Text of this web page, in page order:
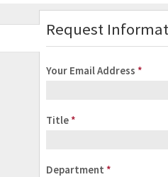
Request
Your Email Address *
Title *
Department *